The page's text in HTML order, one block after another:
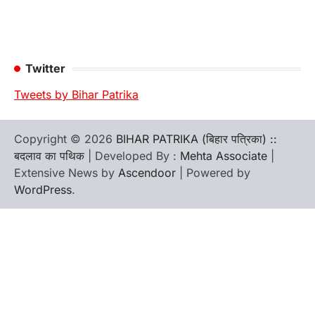
Twitter
Tweets by Bihar Patrika
Copyright © 2026 BIHAR PATRIKA (बिहार पत्रिका) ::
बदलाव का पथिक | Developed By : Mehta Associate
Extensive News by Ascendoor | Powered by
WordPress.